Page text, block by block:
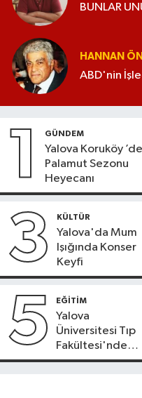
BUNLAR
HANNAN
ABD'nin
1 GÜNDEM
Yalova Koruköy ’de
Palamut Sezonu
Heyecanı
3 KÜLTÜR
Yalova'da Mum
Işığında Konser
Keyfi
5 EĞİTİM
Yalova
Üniversitesi Tıp
Fakültesi'nde
Yeni Dönem